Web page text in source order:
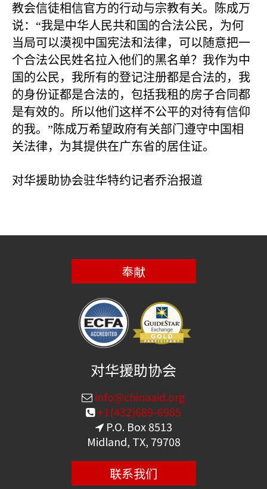
教会信徒相信官方的行动与宗教有关。陈成万
说：“我是中华人民共和国的合法公民，为何
当局可以漠视中国宪法和法律，可以随意把一
个合法公民姓名拉入他们的黑名单？我作为中
国的公民，我所有的登记注册都是合法的，我
的身份证都是合法的，包括我租的房子合同都
是有效的。所以他们这样不公平的对待有信仰
的我。”陈成万希望政府有关部门遵守中国相
关法律，为其提供在广东省的居住证。
对华援助协会驻华特约记者乔治报道
奉献
对华援助协会
info@chinaaid.org
+1(432)689-6985
P.O. Box 8513
Midland, TX, 79708
联系我们